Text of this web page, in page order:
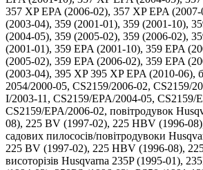
357 XP EPA (2006-02), 357 XP EPA
(2003-04), 359 (2001-01), 359 (2001-10),
(2004-05), 359 (2005-02), 359 (2006-02),
(2001-01), 359 EPA (2001-10), 359 EPA
(2005-02), 359 EPA (2006-02), 359 EPA
(2003-04), 395 XP 395 XP EPA (2010-06),
2054/2000-05, CS2159/2006-02, CS2159/
I/2003-11, CS2159/EPA/2004-05, CS2159/
CS2159/EPA/2006-02, повітродувок
08), 225 BV (1997-02), 225 HBV (1996-
садових пилососів/повітродувоки
225 BV (1997-02), 225 HBV (1996-08),
висоторізів Husqvarna 235P (1995-01),